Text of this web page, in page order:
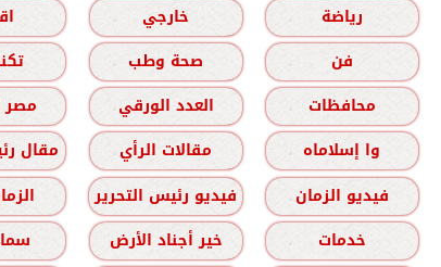
رياضة
خارجي
فن
صحة وطب
محافظات
العدد الورقي مصر
وا إسلاماه
مقالات الرأي مقال
فيديو الزمان
فيديو رئيس التحرير
خدمات
خير أجناد الأرض